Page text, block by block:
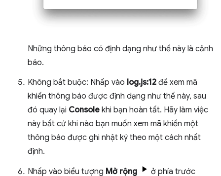
Những thông báo có định dạng như thế này là cảnh
báo.
Không bắt buộc: Nhấp vào log.js:12 để xem mã
khiến thông báo được định dạng như thế này, sau
đó quay lại Console khi bạn hoàn tất. Hãy làm việc
này bất cứ khi nào bạn muốn xem mã khiến một
thông báo được ghi nhật ký theo một cách nhất
định.
Nhấp vào biểu tượng Mở rộng ở phía trước